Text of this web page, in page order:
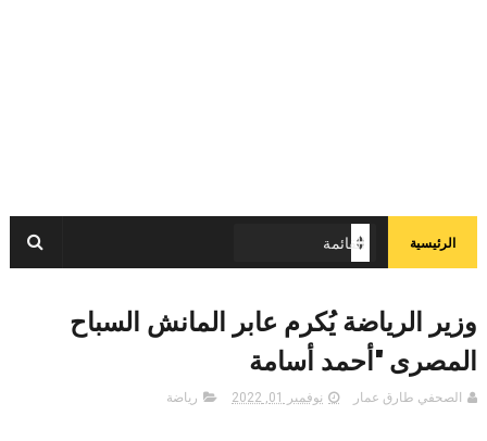
الرئيسية
وزير الرياضة يُكرم عابر المانش السباح
المصرى "أحمد أسامة
الصحفي طارق عمار نوفمبر 01, 2022 رياضة